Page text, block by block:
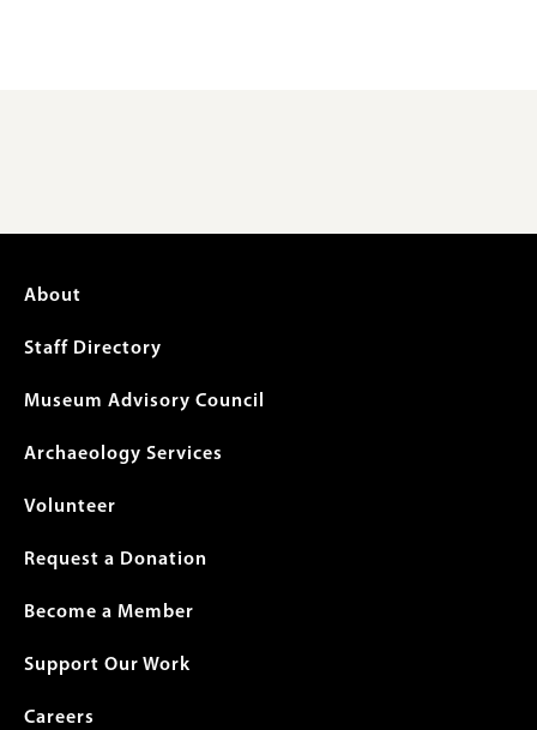
Footer
menu
About
Staff Directory
Museum Advisory Council
Archaeology Services
Volunteer
Request a Donation
Become a Member
Support Our Work
Careers